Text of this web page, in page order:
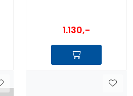
1.130,-